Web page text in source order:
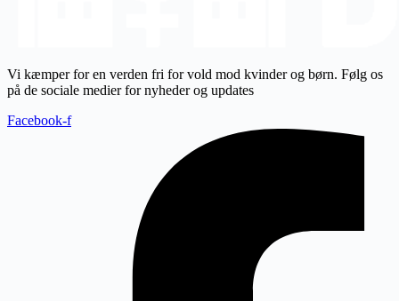
Vi kæmper for en verden fri for vold mod kvinder og børn. Følg os
på de sociale medier for nyheder og updates
Facebook-f